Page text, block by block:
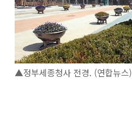
▲정부세종청사 전경. (연합뉴스)